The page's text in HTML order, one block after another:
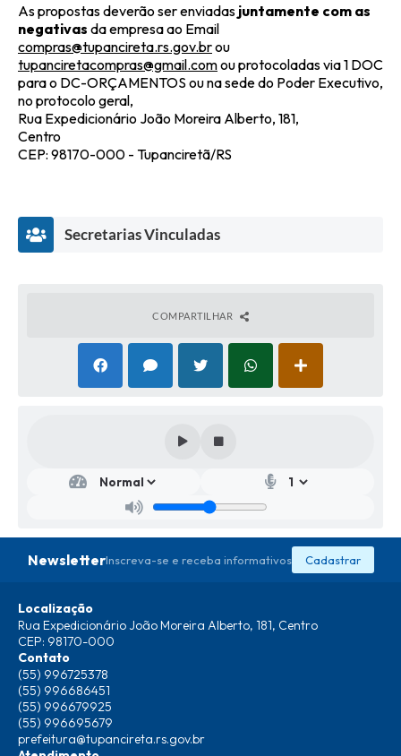
As propostas deverão ser enviadas juntamente com as
negativas da empresa ao Email
compras@tupancireta.rs.gov.brou
tupanciretacompras@gmail.comou protocoladas via 1 DOC
para o DC-ORÇAMENTOS ou na sede do Poder Executivo,
no protocolo geral,
Rua Expedicionário João Moreira Alberto, 181,
Centro
CEP: 98170-000 - Tupanciretã/RS
Secretarias Vinculadas
etar
olvi
Soci
al
Bárb
ara
Jean
e
Silvei
ra de
Alme
ida
COMPARTILHAR
NewsletterInscreva-se e receba informativos Cadastrar
Localização
Rua Expedicionário João Moreira Alberto, 181, Centro
CEP: 98170-000
Contato
(55) 996725378
(55) 996686451
(55) 996679925
(55) 996695679
prefeitura@tupancireta.rs.gov.br